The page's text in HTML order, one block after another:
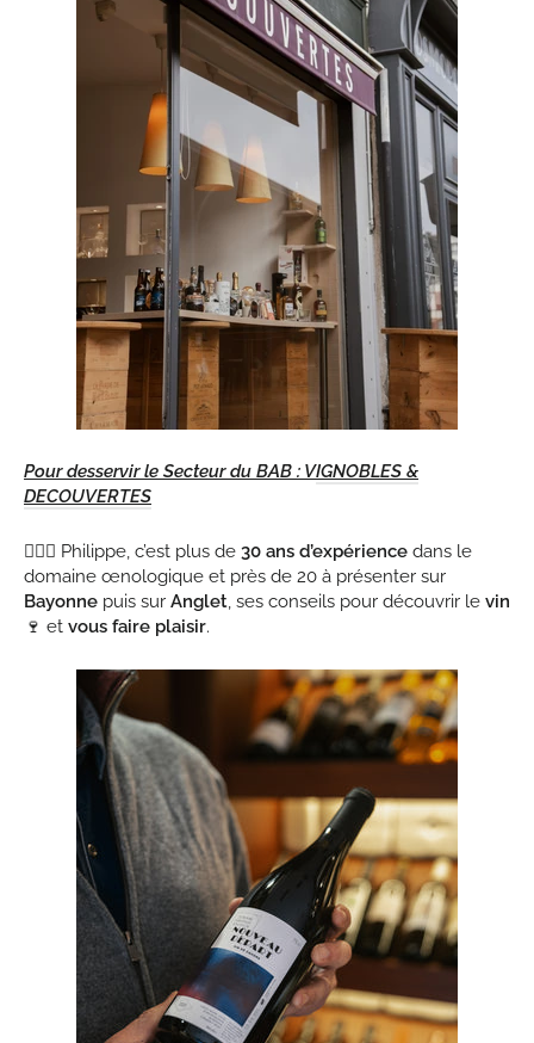
Pour desservir le Secteur du BAB : VIGNOBLES &
DECOUVERTES
💁🏻‍♂️ Philippe, c’est plus de 30 ans d’expérience dans le
domaine œnologique et près de 20 à présenter sur
Bayonne puis sur Anglet , ses conseils pour découvrir le vin
🍷 et vous faire plaisir.